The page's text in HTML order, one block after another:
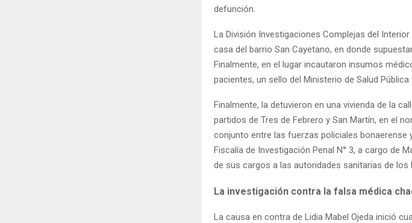
defunción.
La División Investigaciones Complejas del
casa del barrio San Cayetano, en donde
Finalmente, en el lugar incautaron insumos
pacientes, un sello del Ministerio de Salud
Finalmente, la detuvieron en una vivienda de la
partidos de Tres de Febrero y San Martín, en el
conjunto entre las fuerzas policiales bonaerense
Fiscalía de Investigación Penal N° 3, a cargo de
de sus cargos a las autoridades sanitarias de los
La investigación contra la falsa médica
La causa en contra de Lidia Mabel Ojeda inició